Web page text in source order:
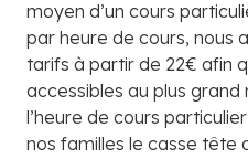
moyen d’un cours
par heure de cours, nous
tarifs à partir de 22€ afin
accessibles au plus
l’heure de cours
nos familles le casse tête